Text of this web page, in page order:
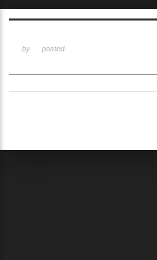
by posted
Sketchbook5, 스
Sketchbook5,